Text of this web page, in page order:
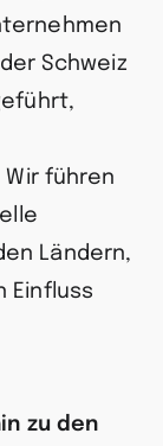
Schweiz
führen
Ländern,
Einfluss
zu den